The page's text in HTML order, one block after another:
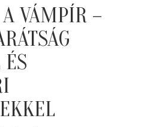
VÁMPÍR –